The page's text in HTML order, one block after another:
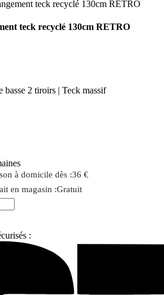
teck recyclé 130cm RETRO
teck recyclé 130cm RETRO
basse 2 tiroirs | Teck massif
à domicile dès :36 €
en magasin :Gratuit
: